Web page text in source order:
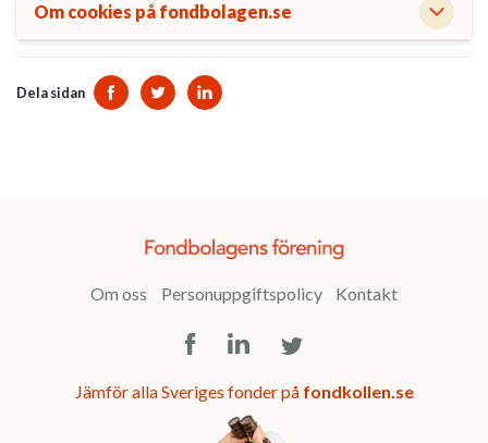
Om cookies på fondbolagen.se
Dela sidan Dela sidan på Facebook
Dela sidan på Twitter
Dela sidan på Linkedin
Om oss Personuppgiftspolicy Kontakt
FacebookLinkedInTwitter
Jämför alla Sveriges fonder på fondkollen.se